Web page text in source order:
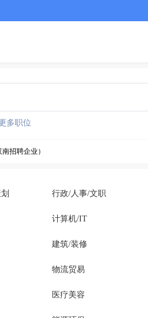
更多职位
招聘企业）
招聘企业）
招聘企业）
行政/人事/文职
计算机/IT
建筑/装修
物流贸易
医疗美容